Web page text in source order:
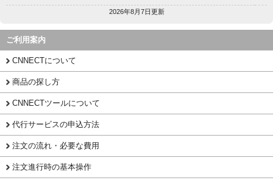
2026年8月7日更新
ご利用案内
CNNECTについて
商品の探し方
CNNECTツールについて
代行サービスの申込方法
注文の流れ・必要な費用
注文進行時の基本操作